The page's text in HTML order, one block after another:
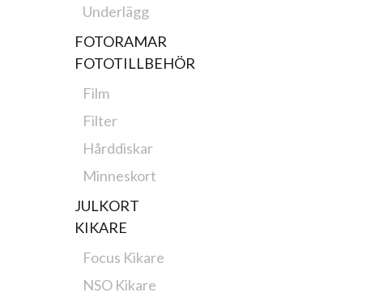
Underlägg
FOTORAMAR
FOTOTILLBEHÖR
Film
Filter
Hårddiskar
Minneskort
JULKORT
KIKARE
Focus Kikare
NSO Kikare